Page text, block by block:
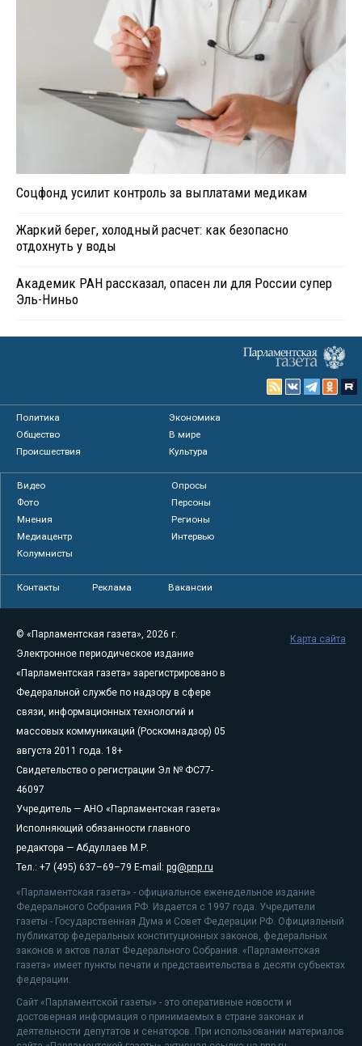
Соцфонд усилит контроль за выплатами медикам
Жаркий берег, холодный расчет: как безопасно
отдохнуть у воды
Академик РАН рассказал, опасен ли для России супер
Эль-Ниньо
Политика
Экономика
Общество
В мире
Происшествия
Культура
Видео
Опросы
Фото
Персоны
Мнения
Регионы
Медиацентр
Интервью
Колумнисты
Контакты Реклама Вакансии
© «Парламентская газета», 2026 г.
Электронное периодическое издание
«Парламентская газета» зарегистрировано в
Федеральной службе по надзору в сфере
связи, информационных технологий и
массовых коммуникаций (Роскомнадзор) 05
августа 2011 года. 18+
Свидетельство о регистрации Эл № ФС77-
46097
Учредитель — АНО «Парламентская газета»
Исполняющий обязанности главного
редактора — Абдуллаев М.Р.
Тел.: +7 (495) 637–69–79 E-mail: pg@pnp.ru
«Парламентская газета» - официальное еженедельное издание
Федерального Собрания РФ. Издается с 1997 года. Учредители
газеты - Государственная Дума и Совет Федерации РФ. Официальный
публикатор федеральных конституционных законов, федеральных
законов и актов палат Федерального Собрания. «Парламентская
газета» имеет пункты печати и представительства в десяти субъектах
федерации.
Сайт «Парламентской газеты» - это оперативные новости и
достоверная информация о принимаемых в стране законах и
деятельности депутатов и сенаторов. При использовании материалов
Карта сайта